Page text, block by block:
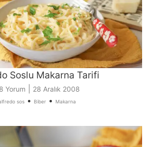
Soslu Makarna Tarifi
Yorum 28 Aralık 2008
sos • Biber • Makarna